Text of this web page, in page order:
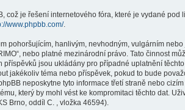
což je řešení internetového fóra, které je vydané pod
www.phpbb.com/.
pohoršujícím, hanlivým, nevhodným, vulgárním
nebo platné mezinárodní právo. Tato činnost
jsou ukládány pro případné uplatnění
jakékoliv téma nebo příspěvek, pokud to bude
neposkytne tyto informace třetí straně nebo
který by mohl vést ke kompromitaci těchto dat.
Brno, oddíl C. , vložka 46594).